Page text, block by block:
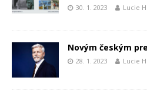
30. 1. 2023 Lucie
Novým českým
28. 1. 2023 Lucie